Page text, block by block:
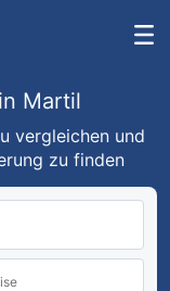
Martil
vergleichen und
zu finden